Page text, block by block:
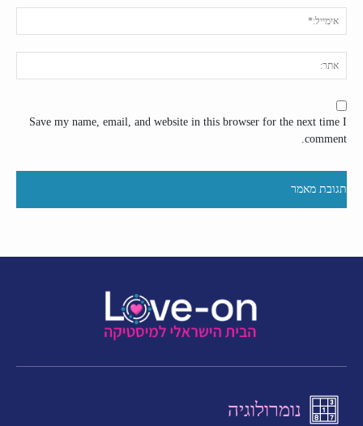
Save my name, email, and website in this browser for the next time I
comment.
נומרולוגיה